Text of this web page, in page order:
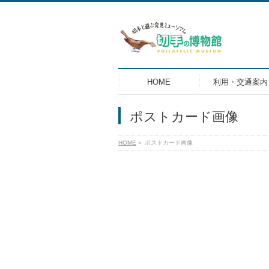
HOME 利用・交通案内
ポストカード画像
HOME » ポストカード画像